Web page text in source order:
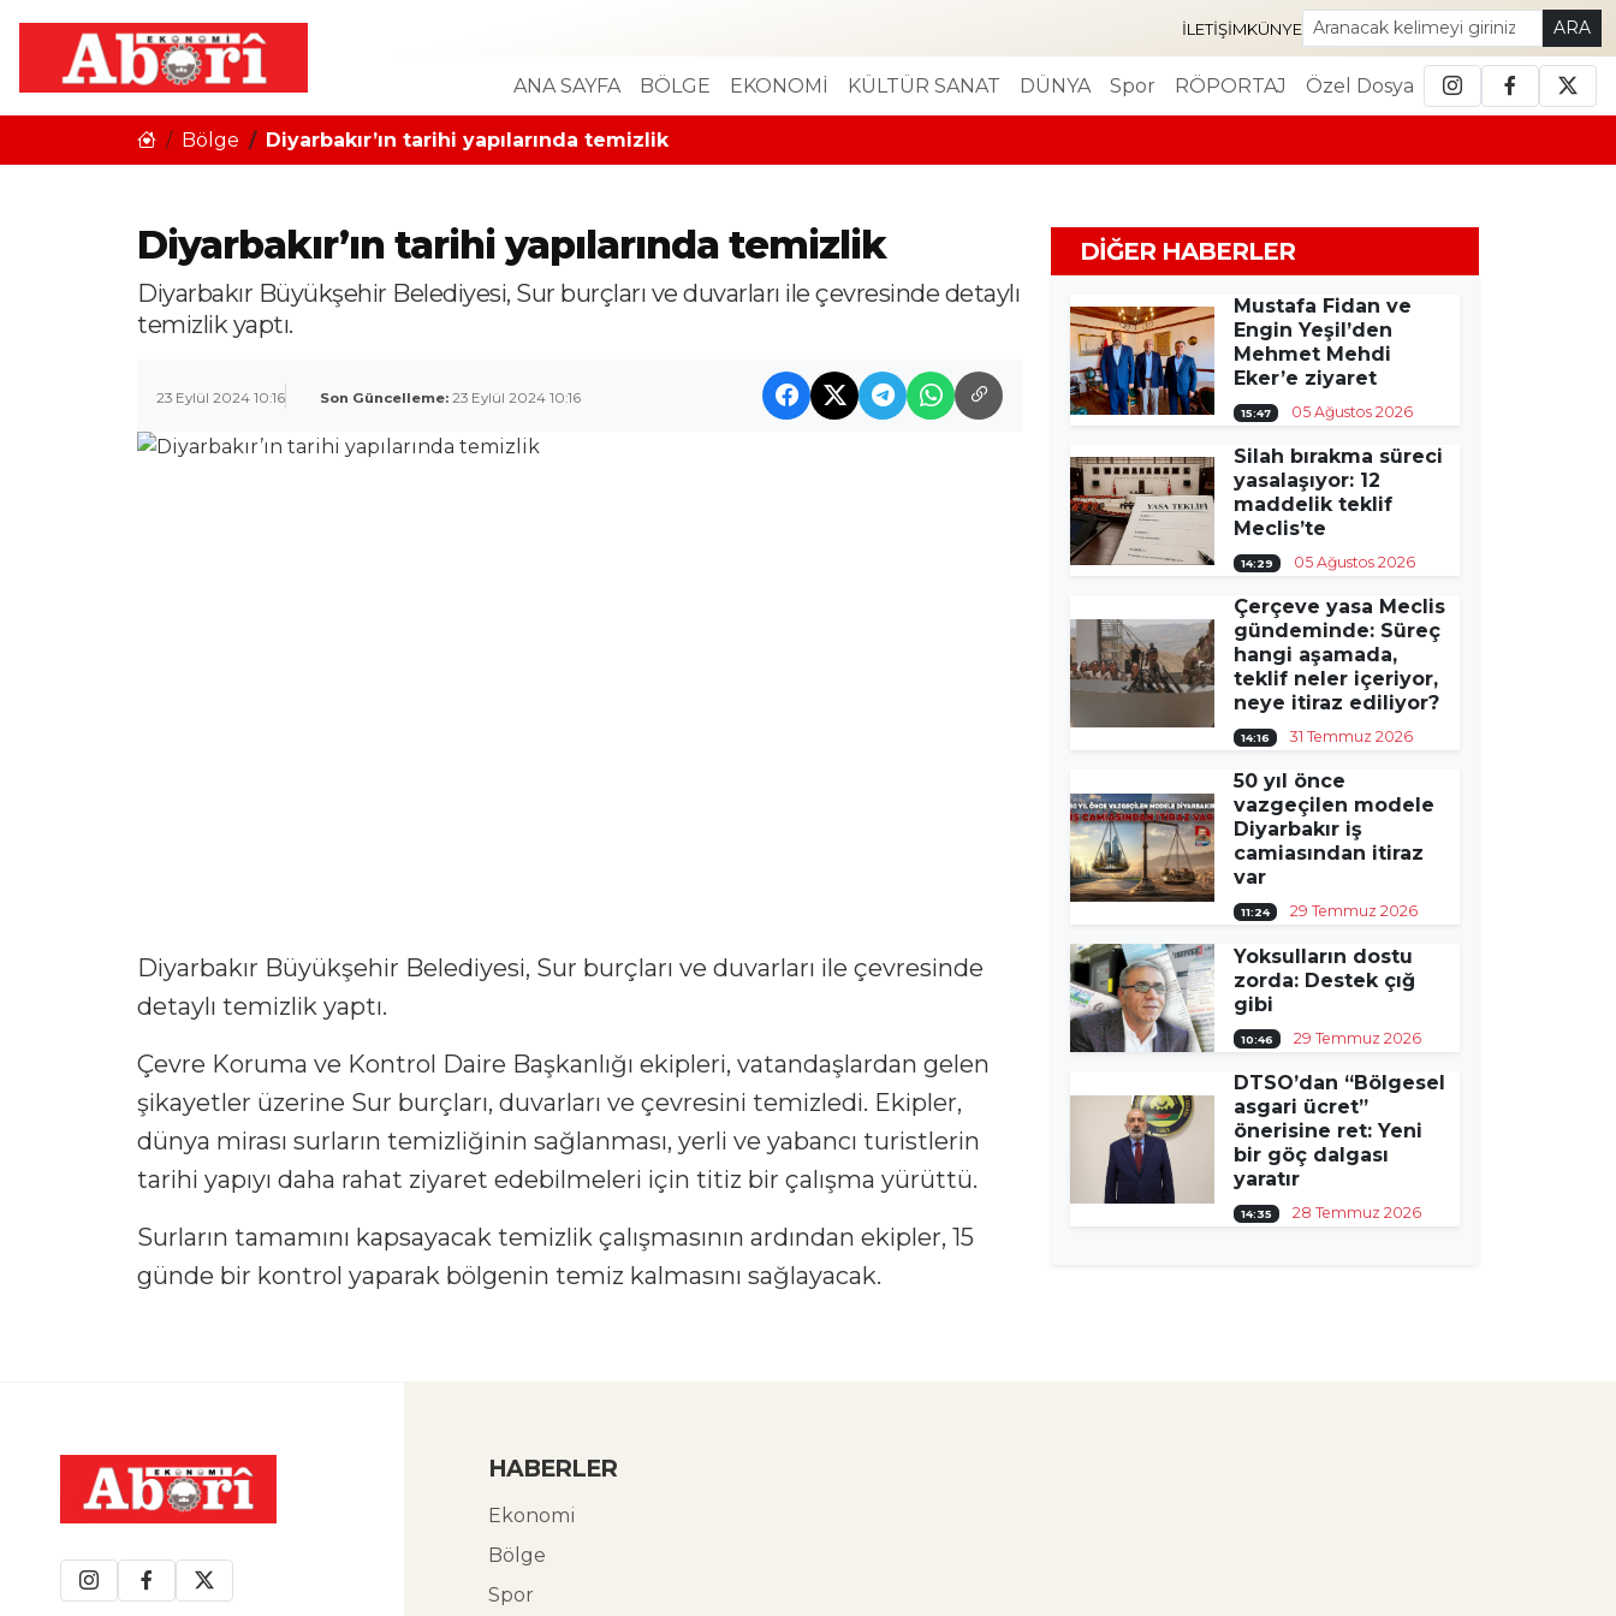
İLETIŞIMKÜNYE ARA
ANA SAYFA BÖLGE EKONOMİ KÜLTÜR SANAT DÜNYA Spor RÖPORTAJ Özel Dosya
Bölge Diyarbakır’ın tarihi yapılarında temizlik
Diyarbakır’ın tarihi yapılarında temizlik
Diyarbakır Büyükşehir Belediyesi, Sur burçları ve duvarları ile çevresinde detaylı
temizlik yaptı.
23 Eylül 2024 10:16 Son Güncelleme: 23 Eylül 2024 10:16
Diyarbakır Büyükşehir Belediyesi, Sur burçları ve duvarları ile çevresinde
detaylı temizlik yaptı.
Çevre Koruma ve Kontrol Daire Başkanlığı ekipleri, vatandaşlardan gelen
şikayetler üzerine Sur burçları, duvarları ve çevresini temizledi. Ekipler,
dünya mirası surların temizliğinin sağlanması, yerli ve yabancı turistlerin
tarihi yapıyı daha rahat ziyaret edebilmeleri için titiz bir çalışma yürüttü.
Surların tamamını kapsayacak temizlik çalışmasının ardından ekipler, 15
günde bir kontrol yaparak bölgenin temiz kalmasını sağlayacak.
DIĞER HABERLER
Mustafa Fidan ve
Engin Yeşil’den
Mehmet Mehdi
Eker’e ziyaret
15:47 05 Ağustos 2026
Silah bırakma süreci
yasalaşıyor: 12
maddelik teklif
Meclis’te
14:29 05 Ağustos 2026
Çerçeve yasa Meclis
gündeminde: Süreç
hangi aşamada,
teklif neler içeriyor,
neye itiraz ediliyor?
14:16 31 Temmuz 2026
50 yıl önce
vazgeçilen modele
Diyarbakır iş
camiasından itiraz
var
11:24 29 Temmuz 2026
Yoksulların dostu
zorda: Destek çığ
gibi
10:46 29 Temmuz 2026
DTSO’dan “Bölgesel
asgari ücret”
önerisine ret: Yeni
bir göç dalgası
yaratır
14:35 28 Temmuz 2026
HABERLER
Ekonomi
Bölge
Spor